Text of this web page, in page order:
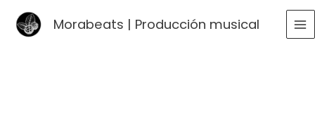
Morabeats | Producción musical